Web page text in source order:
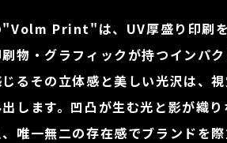
"Volm Print"は、UV厚盛り印刷
物・グラフィックが持つインパク
るその立体感と美しい光沢は、
します。凹凸が生む光と影が織
唯一無二の存在感でブランドを際